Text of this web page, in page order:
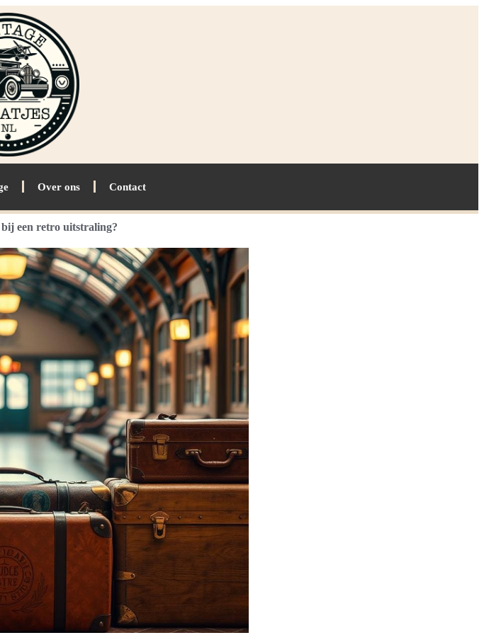
Over ons Contact
bij een retro uitstraling?